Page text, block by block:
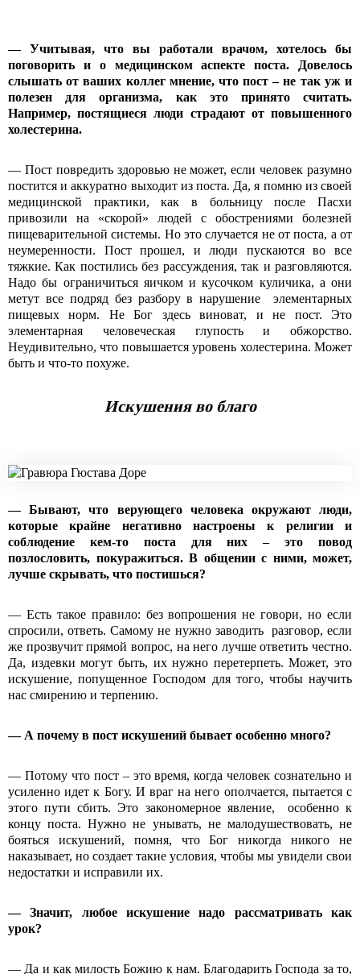
—Учитывая, что вы работали врачом, хотелось бы
поговорить и о медицинском аспекте поста. Довелось
слышать от ваших коллег мнение, что пост – не так уж и
полезен для организма, как это принято считать.
Например, постящиеся люди страдают от повышенного
холестерина.
— Пост повредить здоровью не может, если человек разумно
постится и аккуратно выходит из поста. Да, я помню из своей
медицинской практики, как в больницу после Пасхи
привозили на «скорой» людей с обострениями болезней
пищеварительной системы. Но это случается не от поста, а от
неумеренности. Пост прошел, и люди пускаются во все
тяжкие. Как постились без рассуждения, так и разговляются.
Надо бы ограничиться яичком и кусочком куличика, а они
метут все подряд без разбору в нарушение элементарных
пищевых норм. Не Бог здесь виноват, и не пост. Это
элементарная человеческая глупость и обжорство.
Неудивительно, что повышается уровень холестерина. Может
быть и что-то похуже.
Искушения во благо
—Бывают, что верующего человека окружают люди,
которые крайне негативно настроены к религии и
соблюдение кем-то поста для них – это повод
позлословить, покуражиться. В общении с ними, может,
лучше скрывать, что постишься?
— Есть такое правило: без вопрошения не говори, но если
спросили, ответь. Самому не нужно заводить разговор, если
же прозвучит прямой вопрос, на него лучше ответить честно.
Да, издевки могут быть, их нужно перетерпеть. Может, это
искушение, попущенное Господом для того, чтобы научить
нас смирению и терпению.
—А почему в пост искушений бывает особенно много?
— Потому что пост – это время, когда человек сознательно и
усиленно идет к Богу. И враг на него ополчается, пытается с
этого пути сбить. Это закономерное явление, особенно к
концу поста. Нужно не унывать, не малодушествовать, не
бояться искушений, помня, что Бог никогда никого не
наказывает, но создает такие условия, чтобы мы увидели свои
недостатки и исправили их.
—Значит, любое искушение надо рассматривать как
урок?
— Да и как милость Божию к нам. Благодарить Господа за то,